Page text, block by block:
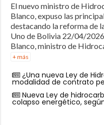
El nuevo ministro de
Blanco, expuso las
destacando la reforma de
Uno de Bolivia 22/04/
Blanco, ministro de
+ más
¿Una nueva Ley de
modalidad de contrato
Nueva Ley de
colapso energético,